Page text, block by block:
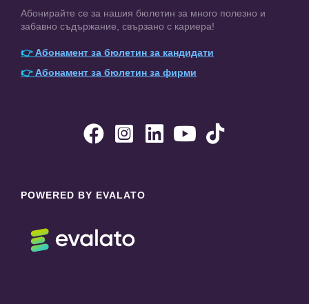
Абонирайте се за нашия бюлетин за много полезно и
забавно съдържание, свързано с кариера!
👉Абонамент за бюлетин за кандидати
👉Абонамент за бюлетин за фирми
    
POWERED BY EVALATO